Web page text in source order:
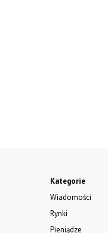
Kategorie
Wiadomości
Rynki
Pieniądze